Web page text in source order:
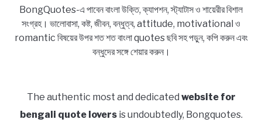
BongQuotes-এ পাবেন বাংলা উক্তি, ক্যাপশন, স্ট্যাটাস ও শায়েরীর বিশাল
সংগ্রহ। ভালোবাসা, কষ্ট, জীবন, বন্ধুত্ব, attitude, motivational ও
romantic বিষয়ের উপর শত শত বাংলা quotes ছবি সহ পড়ুন, কপি করুন এবং
বন্ধুদের সঙ্গে শেয়ার করুন।
The authentic most and dedicated website for
bengali quote loversis undoubtedly, Bongquotes.